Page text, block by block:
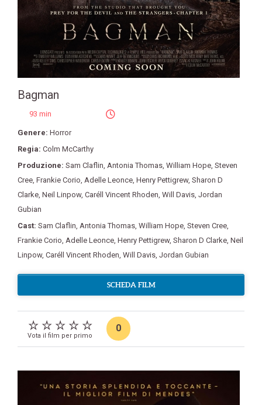
Bagman
93 min
Genere: Horror
Regia: Colm McCarthy
Produzione: Sam Claflin, Antonia Thomas, William Hope, Steven
Cree, Frankie Corio, Adelle Leonce, Henry Pettigrew, Sharon D
Clarke, Neil Linpow, Caréll Vincent Rhoden, Will Davis, Jordan
Gubian
Cast: Sam Claflin, Antonia Thomas, William Hope, Steven Cree,
Frankie Corio, Adelle Leonce, Henry Pettigrew, Sharon D Clarke, Neil
Linpow, Caréll Vincent Rhoden, Will Davis, Jordan Gubian
SCHEDA FILM
Vota il film per primo
0